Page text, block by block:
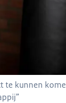
te kunnen